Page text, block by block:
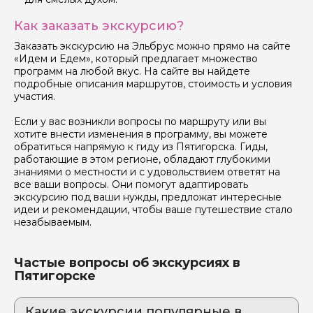
Как заказать экскурсию?
Заказать экскурсию на Эльбрус можно прямо на сайте
«Идем и Едем», который предлагает множество
программ на любой вкус. На сайте вы найдете
подробные описания маршрутов, стоимость и условия
участия.
Если у вас возникли вопросы по маршруту или вы
хотите внести изменения в программу, вы можете
обратиться напрямую к гиду из Пятигорска. Гиды,
работающие в этом регионе, обладают глубокими
знаниями о местности и с удовольствием ответят на
все ваши вопросы. Они помогут адаптировать
экскурсию под ваши нужды, предложат интересные
идеи и рекомендации, чтобы ваше путешествие стало
незабываемым.
Частые вопросы об экскурсиях в
Пятигорске